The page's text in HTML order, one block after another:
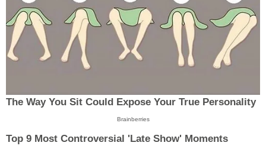
The Way You Sit Could Expose Your True Personality
Brainberries
Top 9 Most Controversial 'Late Show' Moments